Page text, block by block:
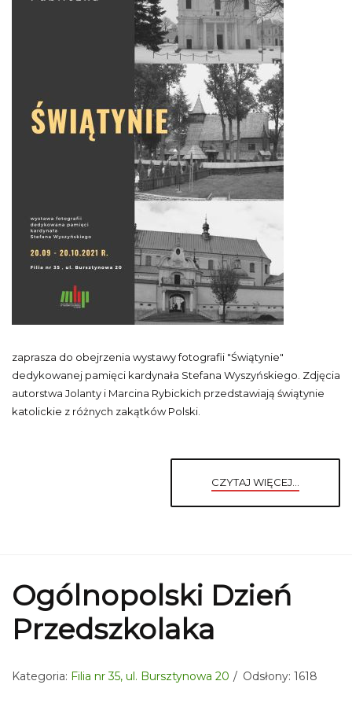
zaprasza do obejrzenia wystawy fotografii "Świątynie"
dedykowanej pamięci kardynała Stefana Wyszyńskiego. Zdjęcia
autorstwa Jolanty i Marcina Rybickich przedstawiają świątynie
katolickie z różnych zakątków Polski.
CZYTAJ WIĘCEJ...
Ogólnopolski Dzień
Przedszkolaka
Kategoria: Filia nr 35, ul. Bursztynowa 20 Odsłony: 1618